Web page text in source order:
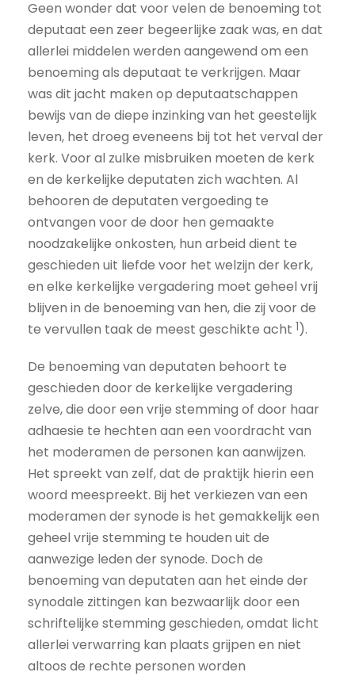
Geen wonder dat voor velen de benoeming tot
deputaat een zeer begeerlijke zaak was, en dat
allerlei middelen werden aangewend om een
benoeming als deputaat te verkrijgen. Maar
was dit jacht maken op deputaatschappen
bewijs van de diepe inzinking van het geestelijk
leven, het droeg eveneens bij tot het verval der
kerk. Voor al zulke misbruiken moeten de kerk
en de kerkelijke deputaten zich wachten. Al
behooren de deputaten vergoeding te
ontvangen voor de door hen gemaakte
noodzakelijke onkosten, hun arbeid dient te
geschieden uit liefde voor het welzijn der kerk,
en elke kerkelijke vergadering moet geheel vrij
blijven in de benoeming van hen, die zij voor de
te vervullen taak de meest geschikte acht 1).
De benoeming van deputaten behoort te
geschieden door de kerkelijke vergadering
zelve, die door een vrije stemming of door haar
adhaesie te hechten aan een voordracht van
het moderamen de personen kan aanwijzen.
Het spreekt van zelf, dat de praktijk hierin een
woord meespreekt. Bij het verkiezen van een
moderamen der synode is het gemakkelijk een
geheel vrije stemming te houden uit de
aanwezige leden der synode. Doch de
benoeming van deputaten aan het einde der
synodale zittingen kan bezwaarlijk door een
schriftelijke stemming geschieden, omdat licht
allerlei verwarring kan plaats grijpen en niet
altoos de rechte personen worden